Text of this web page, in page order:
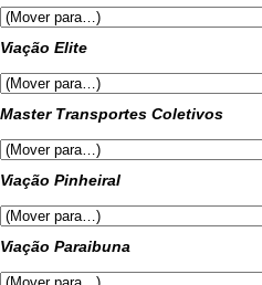
Viação Elite
Master Transportes Coletivos
Viação Pinheiral
Viação Paraibuna